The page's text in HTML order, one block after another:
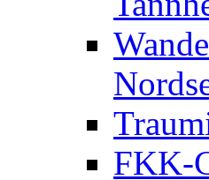
FKK-